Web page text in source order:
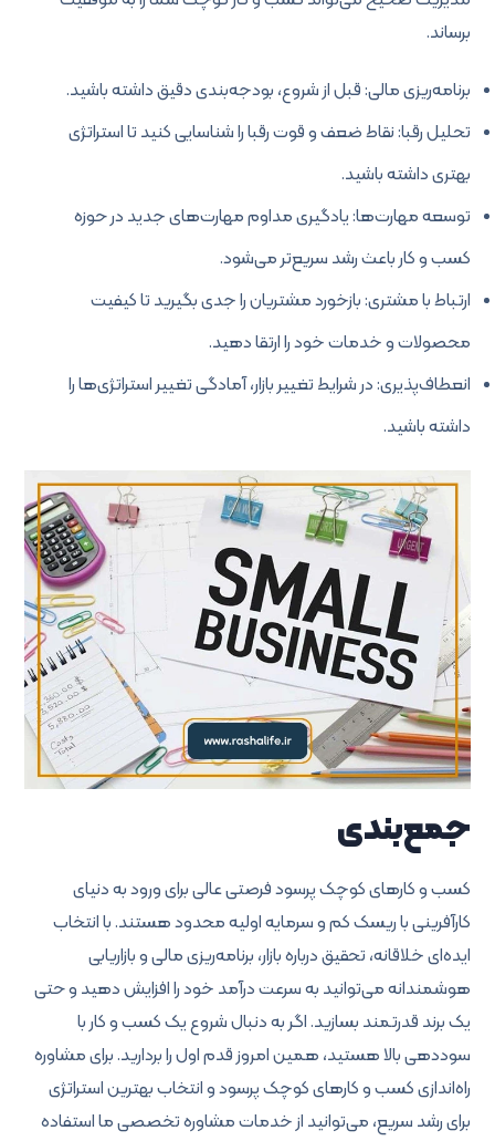
برساند.
برنامه‌ریزی مالی: قبل از شروع، بودجه‌بندی دقیق داشته باشید.
تحلیل رقبا: نقاط ضعف و قوت رقبا را شناسایی کنید تا استراتژی
بهتری داشته باشید.
توسعه مهارت‌ها: یادگیری مداوم مهارت‌های جدید در حوزه
کسب و کار باعث رشد سریع‌تر می‌شود.
ارتباط با مشتری: بازخورد مشتریان را جدی بگیرید تا کیفیت
محصولات و خدمات خود را ارتقا دهید.
انعطاف‌پذیری: در شرایط تغییر بازار، آمادگی تغییر استراتژی‌ها را
داشته باشید.
جمع‌بندی
کسب و کارهای کوچک پرسود فرصتی عالی برای ورود به دنیای
کارآفرینی با ریسک کم و سرمایه اولیه محدود هستند. با انتخاب
ایده‌ای خلاقانه، تحقیق درباره بازار، برنامه‌ریزی مالی و بازاریابی
هوشمندانه می‌توانید به سرعت درآمد خود را افزایش دهید و حتی
یک برند قدرتمند بسازید. اگر به دنبال شروع یک کسب و کار با
سوددهی بالا هستید، همین امروز قدم اول را بردارید. برای مشاوره
راه‌اندازی کسب و کارهای کوچک پرسود و انتخاب بهترین استراتژی
برای رشد سریع، می‌توانید از خدمات مشاوره تخصصی ما استفاده